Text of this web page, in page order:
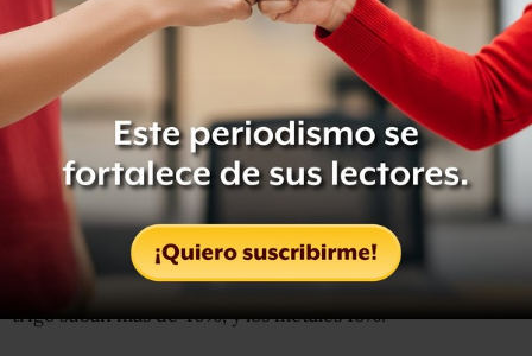
El informe anticipa que la conmoción por la guerra hará
subir el precio promedio del crudo Brent a 100 dólares el
barril en 2022, el nivel más alto desde 2013, y un 40% más
con respecto a 2021. Para 2023, estima que rondará los 92
dólares el barril.
Por otra parte, para 2022 se espera que los precios del
trigo suban más de 40%, y los metales 16%.